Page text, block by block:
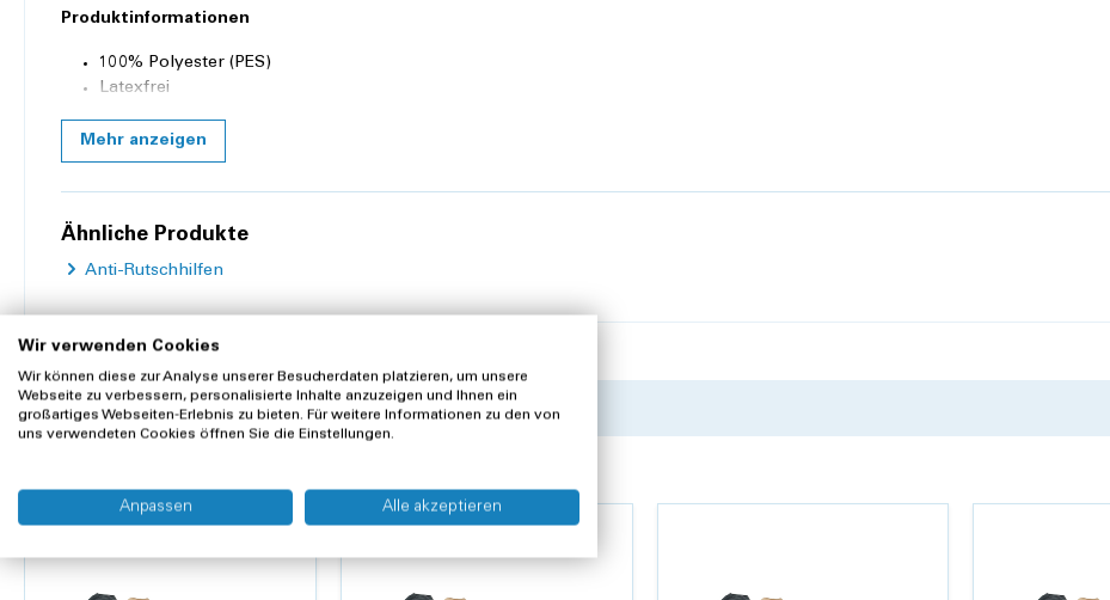
Produktinformationen
100% Polyester (PES)
Latexfrei
Produkteigenschaften
Farbe: Braun
Grösse: XL
Waschtemperatur:
Mehr anzeigen
Ähnliche Produkte
Anti-Rutschhilfen
Kunden kauften auch
Wir verwenden Cookies
Wir können diese zur Analyse unserer Besucherdaten platzieren, um unsere
Webseite zu verbessern, personalisierte Inhalte anzuzeigen und Ihnen ein
großartiges Webseiten-Erlebnis zu bieten. Für weitere Informationen zu den von
uns verwendeten Cookies öffnen Sie die Einstellungen.
Anpassen Alle akzeptieren